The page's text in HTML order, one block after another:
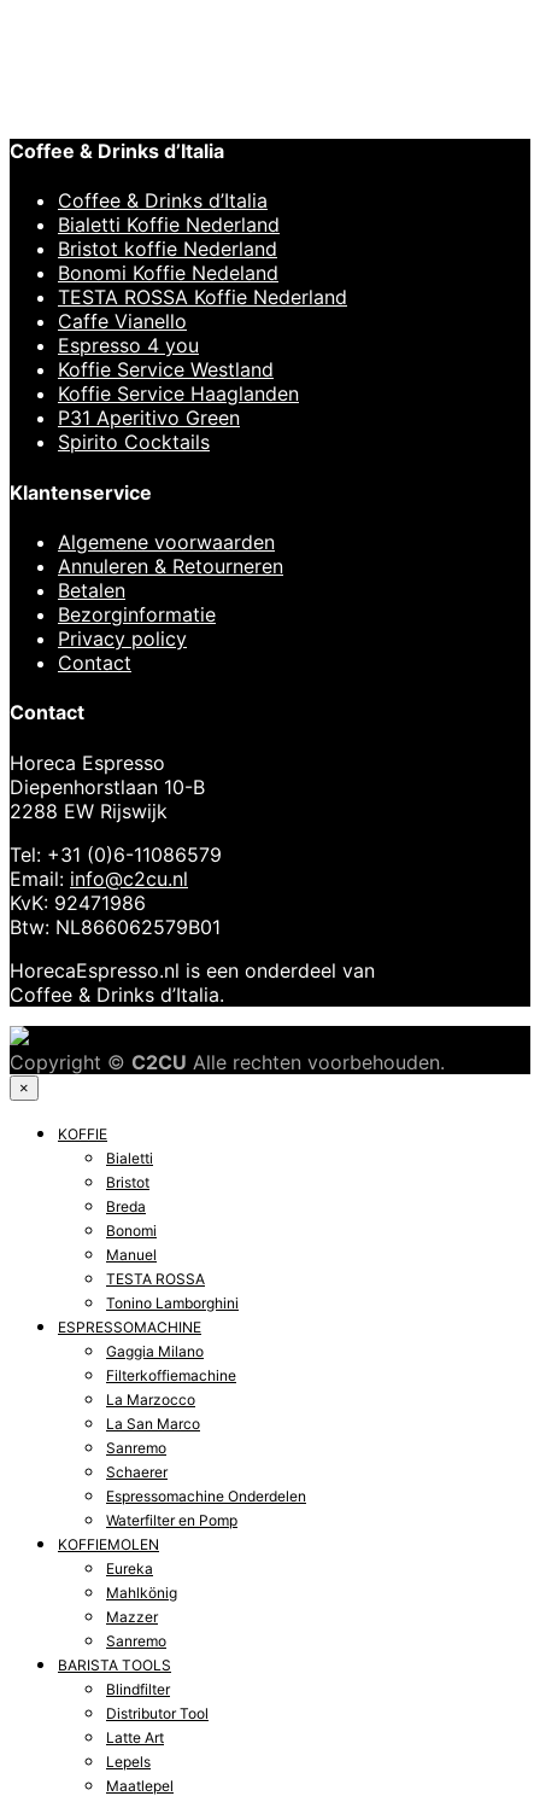
Coffee & Drinks d’Italia
Coffee & Drinks d’Italia
Bialetti Koffie Nederland
Bristot koffie Nederland
Bonomi Koffie Nedeland
TESTA ROSSA Koffie Nederland
Caffe Vianello
Espresso 4 you
Koffie Service Westland
Koffie Service Haaglanden
P31 Aperitivo Green
Spirito Cocktails
Klantenservice
Algemene voorwaarden
Annuleren & Retourneren
Betalen
Bezorginformatie
Privacy policy
Contact
Contact
Horeca Espresso
Diepenhorstlaan 10-B
2288 EW Rijswijk
Tel: +31 (0)6-11086579
Email: info@c2cu.nl
KvK: 92471986
Btw: NL866062579B01
HorecaEspresso.nl is een onderdeel van
Coffee & Drinks d’Italia.
Copyright © C2CU Alle rechten voorbehouden.
×
KOFFIE
Bialetti
Bristot
Breda
Bonomi
Manuel
TESTA ROSSA
Tonino Lamborghini
ESPRESSOMACHINE
Gaggia Milano
Filterkoffiemachine
La Marzocco
La San Marco
Sanremo
Schaerer
Espressomachine Onderdelen
Waterfilter en Pomp
KOFFIEMOLEN
Eureka
Mahlkönig
Mazzer
Sanremo
BARISTA TOOLS
Blindfilter
Distributor Tool
Latte Art
Lepels
Maatlepel